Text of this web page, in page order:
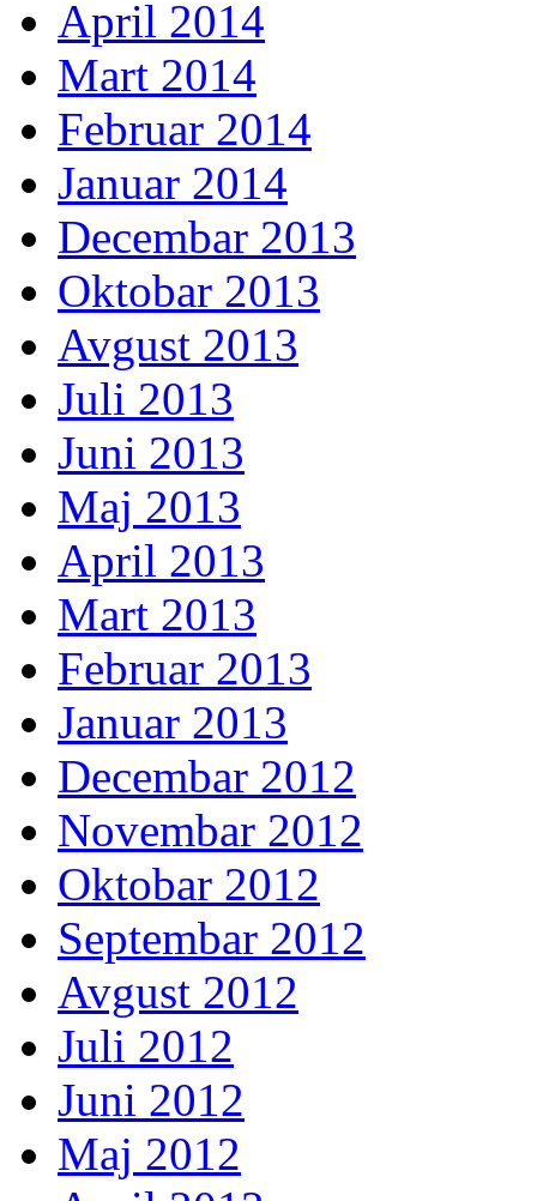
April 2014
Mart 2014
Februar 2014
Januar 2014
Decembar 2013
Oktobar 2013
Avgust 2013
Juli 2013
Juni 2013
Maj 2013
April 2013
Mart 2013
Februar 2013
Januar 2013
Decembar 2012
Novembar 2012
Oktobar 2012
Septembar 2012
Avgust 2012
Juli 2012
Juni 2012
Maj 2012